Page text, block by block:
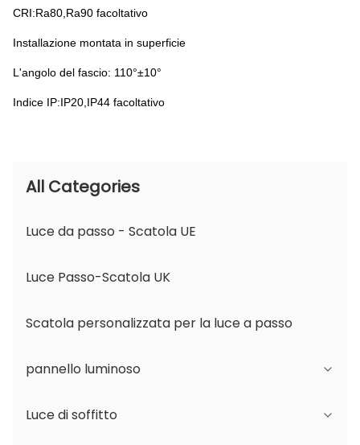
CRI:Ra80,Ra90 facoltativo
Installazione montata in superficie
L'angolo del fascio: 110°±10°
Indice IP:IP20,IP44 facoltativo
All Categories
Luce da passo - Scatola UE
Luce Passo-Scatola UK
Scatola personalizzata per la luce a passo
pannello luminoso
Serie JDL
Luce di soffitto